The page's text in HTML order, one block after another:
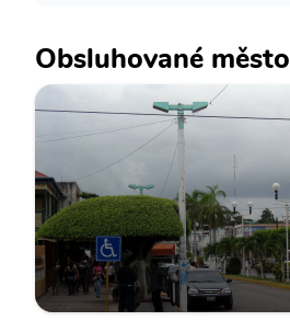
Obsluhované město